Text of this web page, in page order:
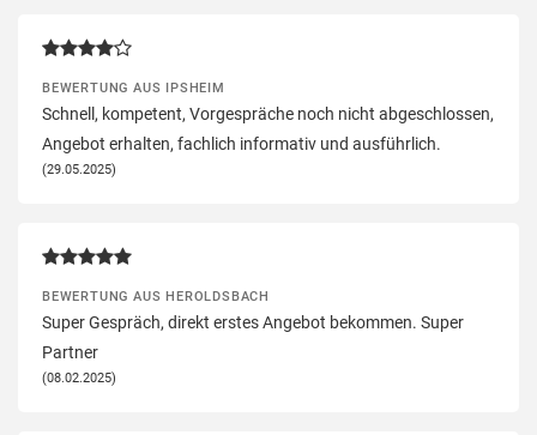
BEWERTUNG AUS IPSHEIM
Schnell, kompetent, Vorgespräche noch nicht abgeschlossen,
Angebot erhalten, fachlich informativ und ausführlich.
(29.05.2025)
BEWERTUNG AUS HEROLDSBACH
Super Gespräch, direkt erstes Angebot bekommen. Super
Partner
(08.02.2025)